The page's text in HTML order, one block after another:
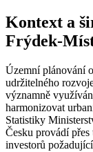
Kontext a
Frýdek-
Územní plánování
udržitelného
významně
harmonizovat
Statistiky
Česku provádí
investorů